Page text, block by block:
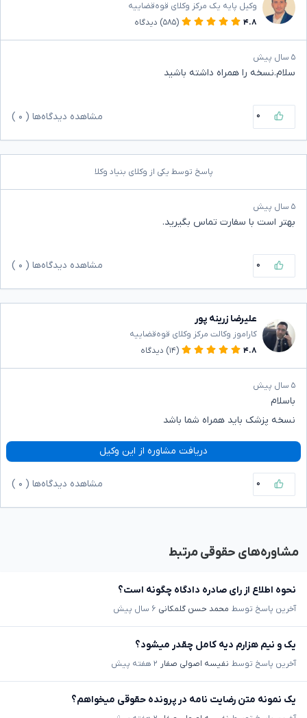
وکیل پایه یک مرکز وکلای قوه‌قضاییه
۴.۸
(۵۸۵) دیدگاه
۵ سال پیش
سلام.نسخه را همراه داشته باشید
۰ مشاهده دیدگاه‌ها ( ۰
پاسخ توسط یکی از وکلای بنیاد وکلا
۵ سال پیش
بهتر است با سفارت تماس بگیرید.
۰ مشاهده دیدگاه‌ها ( ۰
علیرضا زرینه پور
کاراموز وکالت مرکز وکلای قوه‌قضاییه
۴.۸
(۱۴) دیدگاه
۵ سال پیش
باسلام
نسخه پزشک باید همراه شما باشد
دریافت مشاوره از این وکیل
۰ مشاهده دیدگاه‌ها ( ۰
مشاوره‌های حقوقی مرتبط
نحوه اطلاع از رای صادره دادگاه چگونه است؟
آخرین پاسخ توسط محمد حسن گلمکانی ۶ سال پیش
یک و نیم هزارم دیه کامل چقدر میشود؟
آخرین پاسخ توسط نفیسه اصولی صفار ۲ هفته پیش
یک نمونه متن رضایت نامه در پرونده حقوقی میخواهم؟